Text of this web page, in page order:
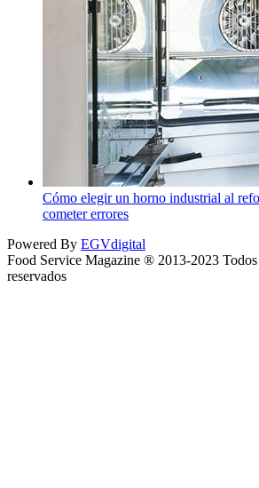
Cómo elegir un horno industrial al
cometer errores
Powered By EGVdigital
Food Service Magazine ® 2013-2023 Todos
reservados